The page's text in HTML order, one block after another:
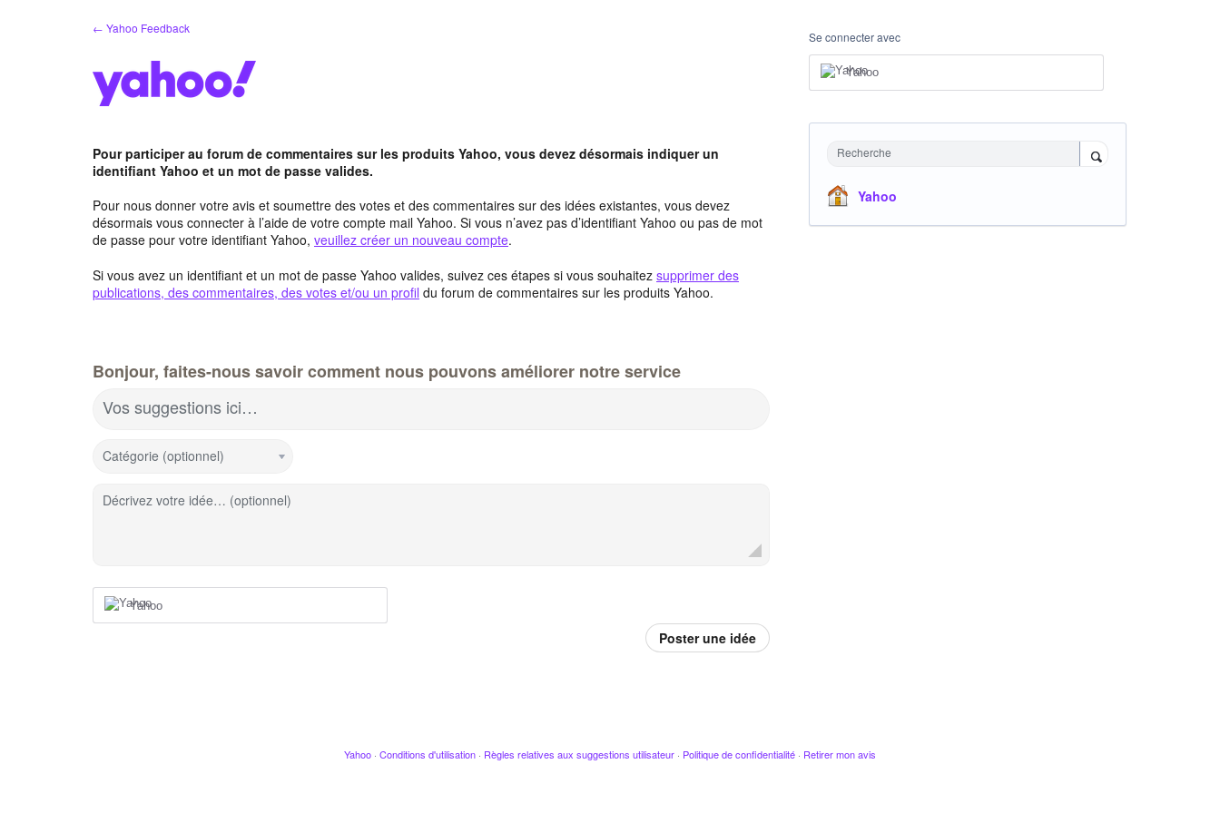
← Yahoo Feedback
Pour participer au forum de commentaires sur les produits Yahoo, vous devez désormais indiquer un
identifiant Yahoo et un mot de passe valides.
Pour nous donner votre avis et soumettre des votes et des commentaires sur des idées existantes, vous devez
désormais vous connecter à l’aide de votre compte mail Yahoo. Si vous n’avez pas d’identifiant Yahoo ou pas de mot
de passe pour votre identifiant Yahoo, veuillez créer un nouveau compte.
Si vous avez un identifiant et un mot de passe Yahoo valides, suivez ces étapes si vous souhaitez supprimer des
publications, des commentaires, des votes et/ou un profil du forum de commentaires sur les produits Yahoo.
Bonjour, faites-nous savoir comment nous pouvons améliorer notre service
Vos suggestions ici…
Catégorie (optionnel)
Décrivez votre idée… (optionnel)
Yahoo
Poster une idée
Se connecter avec
Yahoo
Recherche
Yahoo
Yahoo · Conditions d'utilisation · Règles relatives aux suggestions utilisateur · Politique de confidentialité · Retirer mon avis